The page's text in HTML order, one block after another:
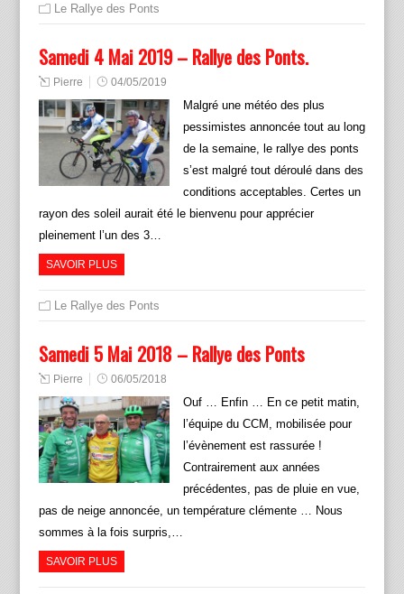
Le Rallye des Ponts
Samedi 4 Mai 2019 – Rallye des Ponts.
Pierre 04/05/2019
Malgré une météo des plus
pessimistes annoncée tout au long
de la semaine, le rallye des ponts
s’est malgré tout déroulé dans des
conditions acceptables. Certes un
rayon des soleil aurait été le bienvenu pour apprécier
pleinement l’un des 3…
SAVOIR PLUS
Le Rallye des Ponts
Samedi 5 Mai 2018 – Rallye des Ponts
Pierre 06/05/2018
Ouf … Enfin … En ce petit matin,
l’équipe du CCM, mobilisée pour
l’évènement est rassurée !
Contrairement aux années
précédentes, pas de pluie en vue,
pas de neige annoncée, un température clémente … Nous
sommes à la fois surpris,…
SAVOIR PLUS